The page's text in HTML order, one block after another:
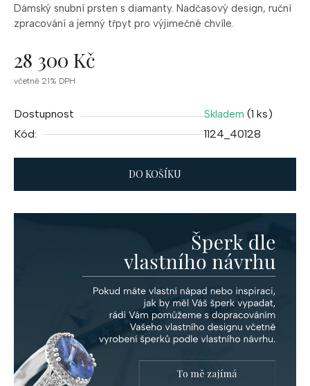
Dámský snubní prsten s diamanty. Nadčasový design, ruční
zpracování a jemný třpyt pro výjimečné chvíle.
28 300 Kč
Měrná
včetně 21% DPH
Dostupnost Skladem (1 ks)
Kód:
1124_40128
DO KOŠÍKU